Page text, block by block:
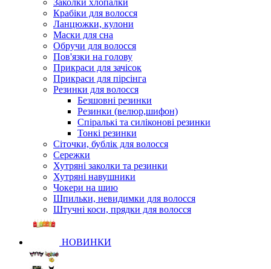
Заколки хлопалки
Крабіки для волосся
Ланцюжки, кулони
Маски для сна
Обручи для волосся
Пов'язки на голову
Прикраси для зачісок
Прикраси для пірсінга
Резинки для волосся
Безшовні резинки
Резинки (велюр,шифон)
Спіралькі та силіконові резинки
Тонкі резинки
Сіточки, бублік для волосся
Сережки
Хутряні заколки та резинки
Хутряні навушники
Чокери на шию
Шпильки, невидимки для волосся
Штучні коси, прядки для волосся
НОВИНКИ